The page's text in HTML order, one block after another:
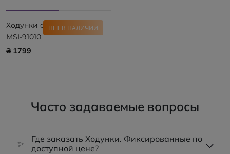
НЕТ В НАЛИЧИИ
Ходунки опорные OSD-
MSI-91010
₴ 1799
Часто задаваемые вопросы
✨
Где заказать Ходунки. Фиксированные по
доступной цене?